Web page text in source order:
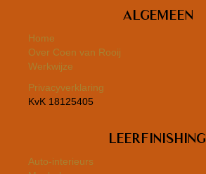
Algemeen
Home
Over Coen van Rooij
Werkwijze
Privacyverklaring
KvK 18125405
Leerfinishing
Auto-interieurs